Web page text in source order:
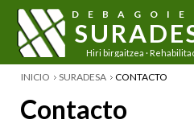
Hiri birgaitzea ·
YOU ARE HERE
INICIO SURADESA CONTACTO
Contacto